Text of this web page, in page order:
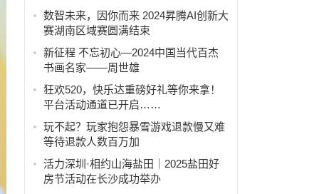
数智未来，因你而来 2024昇腾AI创新大
赛湖南区域赛圆满结束
新征程 不忘初心—2024中国当代百杰
书画名家——周世雄
狂欢520，快乐达重磅好礼等你来拿！
平台活动通道已开启……
玩不起？玩家抱怨暴雪游戏退款慢又难
等待退款人数百万加
活力深圳·相约山海盐田｜2025盐田好
房节活动在长沙成功举办